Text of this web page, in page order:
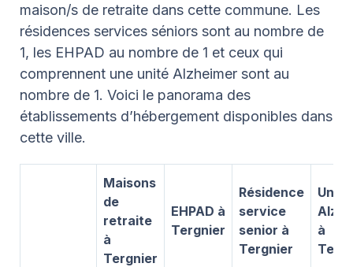
maison/s de retraite dans cette commune. Les
résidences services séniors sont au nombre de
1, les EHPAD au nombre de 1 et ceux qui
comprennent une unité Alzheimer sont au
nombre de 1. Voici le panorama des
établissements d’hébergement disponibles dans
cette ville.
Maisons
de
retraite
à
Tergnier
EHPAD à
Tergnier
Résidence
service
senior à
Tergnier
Unité
à